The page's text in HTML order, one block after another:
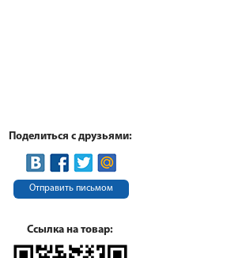
Поделиться с друзьями:
Отправить письмом
Ссылка на товар: